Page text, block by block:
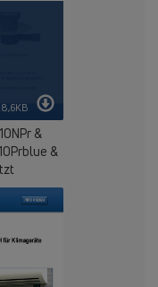
&
&